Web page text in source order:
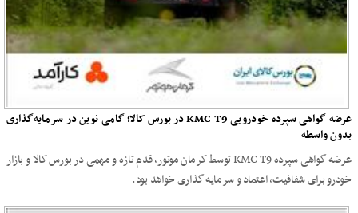
عرضه گواهی سپرده خودرویی KMC T9 در بورس کالا؛ گامی نوین در سرمایه‌گذاری
بدون واسطه
عرضه گواهی سپرده KMC T9 توسط کرمان موتور، قدم تازه و مهمی در بورس کالا و بازار
خودرو برای شفافیت، اعتماد و سرمایه گذاری خواهد بود.